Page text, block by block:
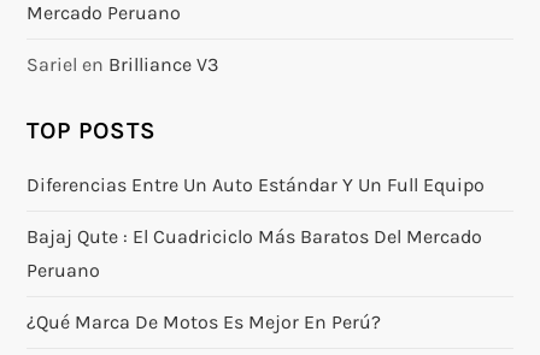
Mercado Peruano
Sariel en Brilliance V3
TOP POSTS
Diferencias Entre Un Auto Estándar Y Un Full Equipo
Bajaj Qute : El Cuadriciclo Más Baratos Del Mercado
Peruano
¿Qué Marca De Motos Es Mejor En Perú?